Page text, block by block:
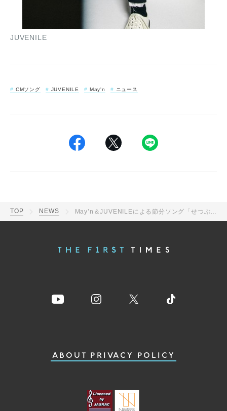
JUVENILE
CMソング JUVENILE May'n ニュース
TOP NEWS May’n＆JUVENILEによる節分ソング「せつぶんぶん！」、でん六の節分新TVCM曲に決定
ABOUT PRIVACY POLICY